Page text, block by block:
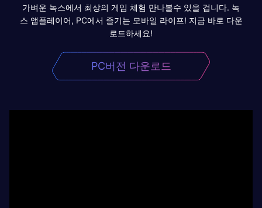
가벼운 녹스에서 최상의 게임 체험 만나볼수 있을 겁니다. 녹
스 앱플레이어, PC에서 즐기는 모바일 라이프! 지금 바로 다운
로드하세요!
PC버전 다운로드